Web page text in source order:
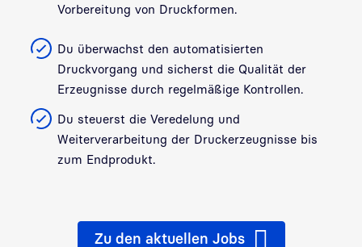
Vorbereitung von Druckformen.
Du überwachst den automatisierten
Druckvorgang und sicherst die Qualität der
Erzeugnisse durch regelmäßige Kontrollen.
Du steuerst die Veredelung und
Weiterverarbeitung der Druckerzeugnisse bis
zum Endprodukt.
Zu den aktuellen Jobs